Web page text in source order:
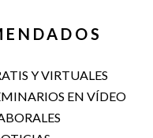
Y VIRTUALES
EN VÍDEO